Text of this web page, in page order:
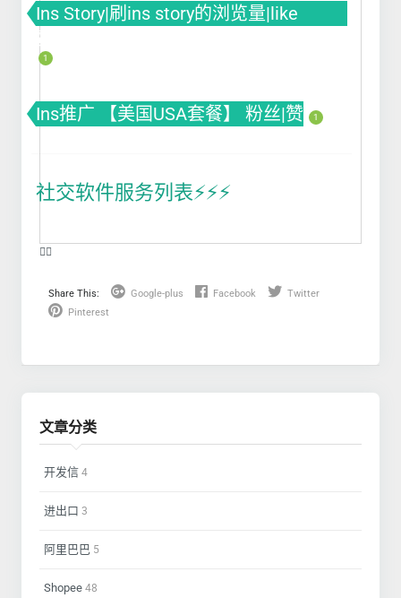
Ins Story|刷ins story的浏览量|like
赞|impression曝光|投票Poll
1
Ins推广 【美国USA套餐】 粉丝|赞 1
社交软件服务列表⚡️⚡️⚡️
❤️‍🔥
Share This: Google-plus Facebook
Twitter
Pinterest
文章分类
开发信 4
进出口 3
阿里巴巴 5
Shopee 48